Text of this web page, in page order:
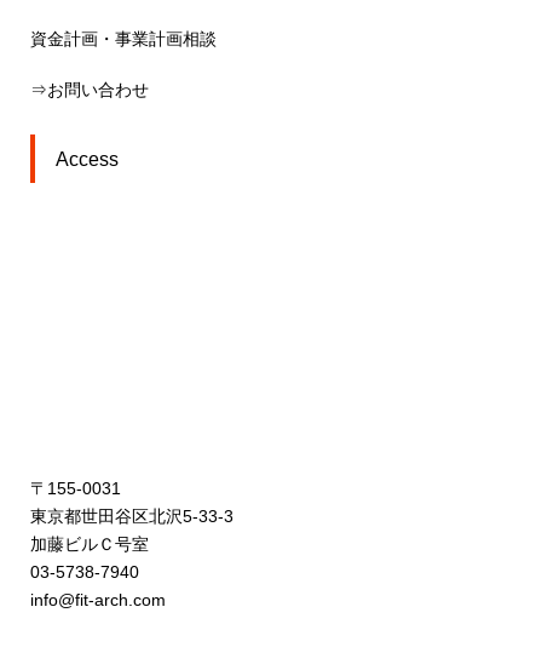
資金計画・事業計画相談
⇒お問い合わせ
Access
〒155-0031
東京都世田谷区北沢5-33-3
加藤ビルＣ号室
03-5738-7940
info@fit-arch.com